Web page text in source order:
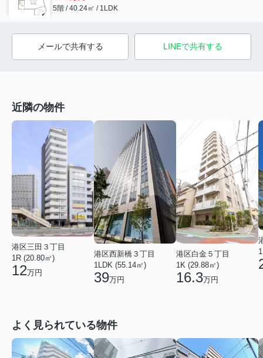
5階 / 40.24㎡ / 1LDK
メールで共有する LINEで共有する
近隣の物件
港区三田３丁目
1R (20.80㎡)
12万円
港区西新橋３丁目
1LDK (55.14㎡)
39万円
港区白金５丁目
1K (29.88㎡)
16.3万円
よく見られている物件